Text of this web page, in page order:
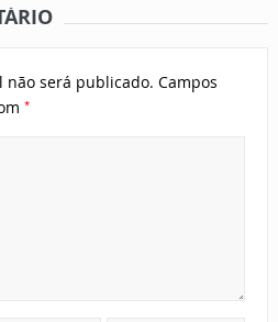
não será publicado. Campos
*